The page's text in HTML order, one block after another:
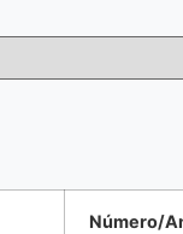
Número/